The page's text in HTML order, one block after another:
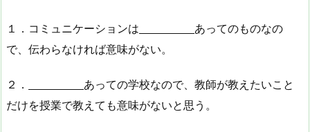
１．コミュニケーションは
あってのものなの
で、伝わらなければ意味がない。
２．
あっての学校なので、教師が教えたいこと
だけを授業で教えても意味がないと思う。